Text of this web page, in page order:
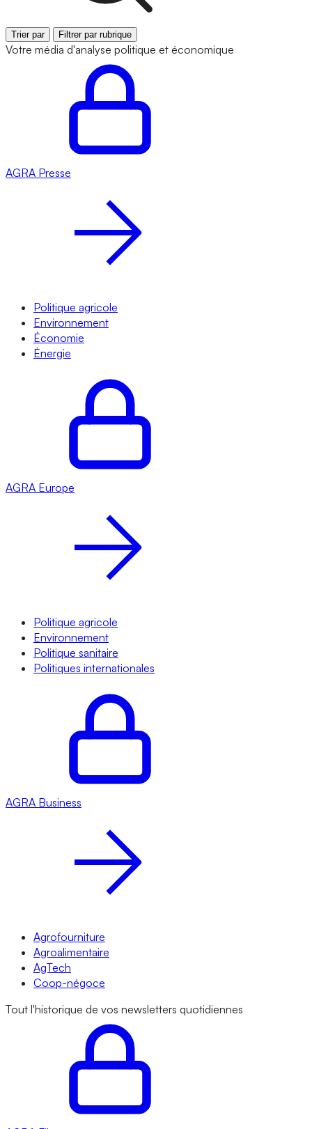
Trier par Filtrer par rubrique
Votre média d'analyse politique et économique
AGRA Presse
Politique agricole
Environnement
Économie
Énergie
AGRA Europe
Politique agricole
Environnement
Politique sanitaire
Politiques internationales
AGRA Business
Agrofourniture
Agroalimentaire
AgTech
Coop-négoce
Tout l'historique de vos newsletters quotidiennes